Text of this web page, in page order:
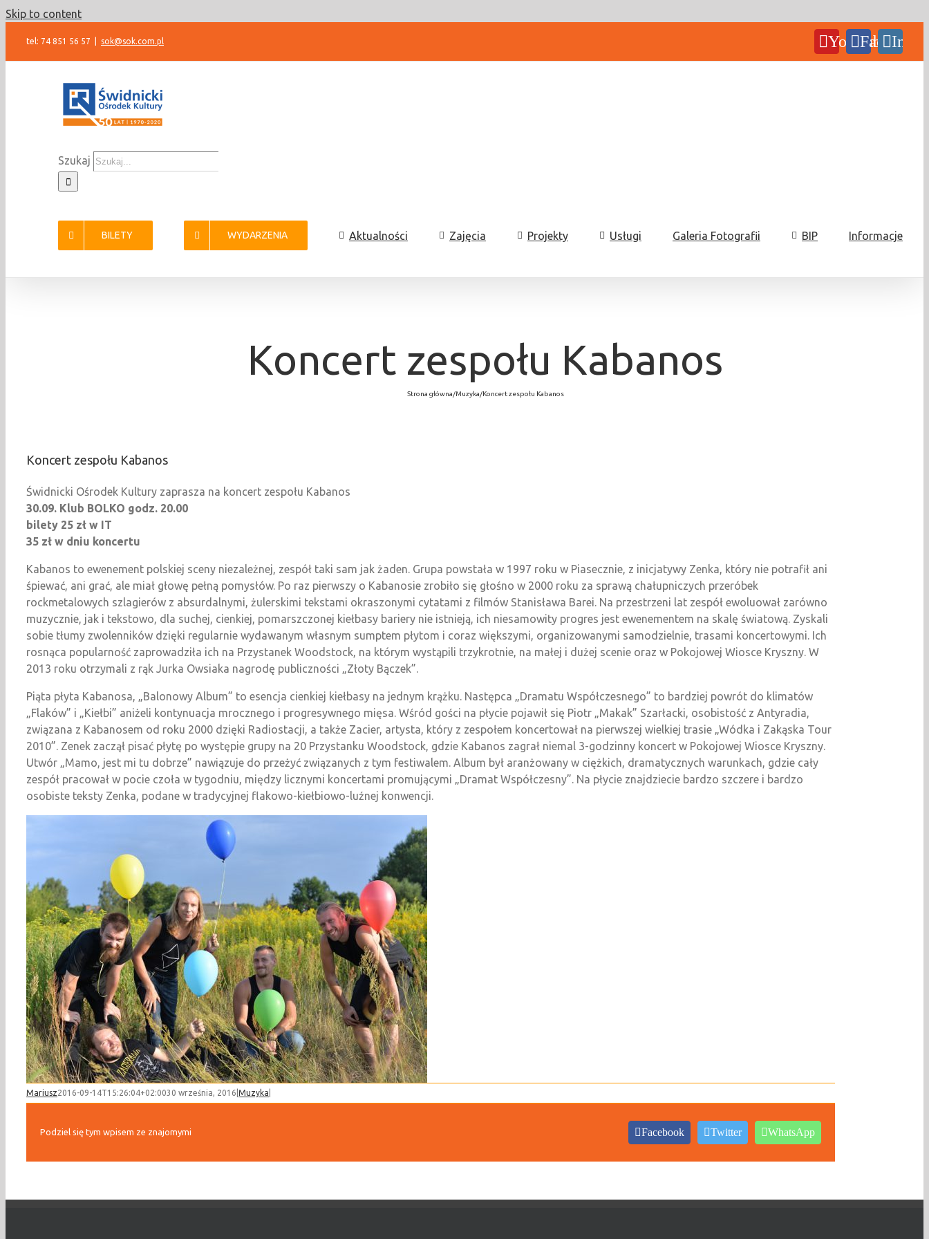
Skip to content
tel: 74 851 56 57 sok@sok.com.pl YouTubeFacebook
Szukaj
BILETY WYDARZENIA Aktualności Zajęcia Projekty Usługi Galeria Fotografii BIP Informacje
Koncert zespołu Kabanos
Strona główna/Muzyka/Koncert zespołu Kabanos
Koncert zespołu Kabanos
Świdnicki Ośrodek Kultury zaprasza na koncert zespołu Kabanos
30.09. Klub BOLKO godz. 20.00
bilety 25 zł w IT
35 zł w dniu koncertu
Kabanos to ewenement polskiej sceny niezależnej, zespół taki sam jak żaden. Grupa powstała w 1997 roku w Piasecznie, z inicjatywy Zenka, który nie potrafił ani
śpiewać, ani grać, ale miał głowę pełną pomysłów. Po raz pierwszy o Kabanosie zrobiło się głośno w 2000 roku za sprawą chałupniczych przeróbek
rockmetalowych szlagierów z absurdalnymi, żulerskimi tekstami okraszonymi cytatami z filmów Stanisława Barei. Na przestrzeni lat zespół ewoluował zarówno
muzycznie, jak i tekstowo, dla suchej, cienkiej, pomarszczonej kiełbasy bariery nie istnieją, ich niesamowity progres jest ewenementem na skalę światową. Zyskali
sobie tłumy zwolenników dzięki regularnie wydawanym własnym sumptem płytom i coraz większymi, organizowanymi samodzielnie, trasami koncertowymi. Ich
rosnąca popularność zaprowadziła ich na Przystanek Woodstock, na którym wystąpili trzykrotnie, na małej i dużej scenie oraz w Pokojowej Wiosce Kryszny. W
2013 roku otrzymali z rąk Jurka Owsiaka nagrodę publiczności „Złoty Bączek”.
Piąta płyta Kabanosa, „Balonowy Album” to esencja cienkiej kiełbasy na jednym krążku. Następca „Dramatu Współczesnego” to bardziej powrót do klimatów
„Flaków” i „Kiełbi” aniżeli kontynuacja mrocznego i progresywnego mięsa. Wśród gości na płycie pojawił się Piotr „Makak” Szarłacki, osobistość z Antyradia,
związana z Kabanosem od roku 2000 dzięki Radiostacji, a także Zacier, artysta, który z zespołem koncertował na pierwszej wielkiej trasie „Wódka i Zakąska Tour
2010”. Zenek zaczął pisać płytę po występie grupy na 20 Przystanku Woodstock, gdzie Kabanos zagrał niemal 3-godzinny koncert w Pokojowej Wiosce Kryszny.
Utwór „Mamo, jest mi tu dobrze” nawiązuje do przeżyć związanych z tym festiwalem. Album był aranżowany w ciężkich, dramatycznych warunkach, gdzie cały
zespół pracował w pocie czoła w tygodniu, między licznymi koncertami promującymi „Dramat Współczesny”. Na płycie znajdziecie bardzo szczere i bardzo
osobiste teksty Zenka, podane w tradycyjnej flakowo-kiełbiowo-luźnej konwencji.
Mariusz2016-09-14T15:26:04+02:0030 września, 2016 Muzyka
Podziel się tym wpisem ze znajomymi Facebook Twitter WhatsApp